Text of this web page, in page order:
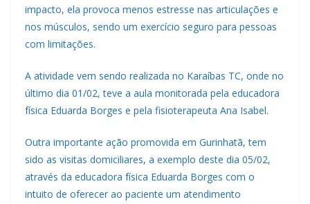
impacto, ela provoca menos estresse nas articulações e
nos músculos, sendo um exercício seguro para pessoas
com limitações.
A atividade vem sendo realizada no Karaíbas TC, onde no
último dia 01/02, teve a aula monitorada pela educadora
física Eduarda Borges e pela fisioterapeuta Ana Isabel.
Outra importante ação promovida em Gurinhatã, tem
sido as visitas domiciliares, a exemplo deste dia 05/02,
através da educadora física Eduarda Borges com o
intuito de oferecer ao paciente um atendimento